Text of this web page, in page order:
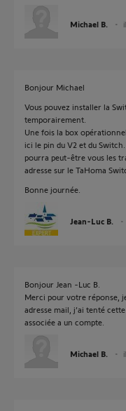
Michael B.
Bonjour Michael
Vous pouvez installer la
temporairement.
Une fois la box
ici le pin du V2 et du
pourra peut-être vous les
adresse sur le TaHoma
Bonne journée.
Jean-Luc B.
Bonjour Jean -Luc B.
Merci pour votre réponse,
adresse mail, j’ai tenté
associée a un compte.
Michael B.